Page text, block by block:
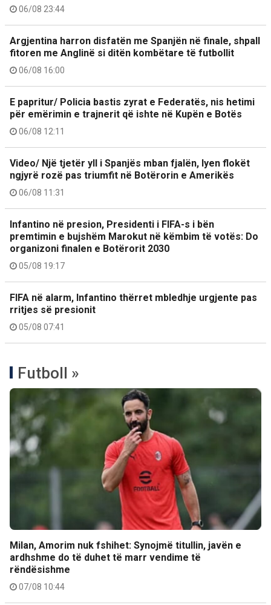
06/08 23:44
Argjentina harron disfatën me Spanjën në finale, shpall
fitoren me Anglinë si ditën kombëtare të futbollit
06/08 16:00
E papritur/ Policia bastis zyrat e Federatës, nis hetimi
për emërimin e trajnerit që ishte në Kupën e Botës
06/08 12:11
Video/ Një tjetër yll i Spanjës mban fjalën, lyen flokët
ngjyrë rozë pas triumfit në Botërorin e Amerikës
06/08 11:31
Infantino në presion, Presidenti i FIFA-s i bën
premtimin e bujshëm Marokut në këmbim të votës: Do
organizoni finalen e Botërorit 2030
05/08 19:17
FIFA në alarm, Infantino thërret mbledhje urgjente pas
rritjes së presionit
05/08 07:41
Futboll »
Milan, Amorim nuk fshihet: Synojmë titullin, javën e
ardhshme do të duhet të marr vendime të
rëndësishme
07/08 10:44